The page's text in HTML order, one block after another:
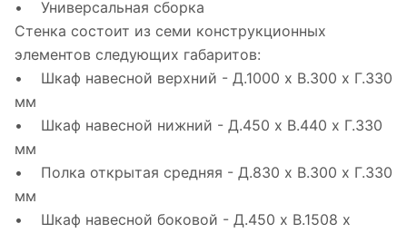
• Универсальная сборка
Стенка состоит из семи конструкционных
элементов следующих габаритов:
• Шкаф навесной верхний - Д.1000 х В.300 х Г.330
мм
• Шкаф навесной нижний - Д.450 х В.440 х Г.330
мм
• Полка открытая средняя - Д.830 х В.300 х Г.330
мм
• Шкаф навесной боковой - Д.450 х В.1508 х